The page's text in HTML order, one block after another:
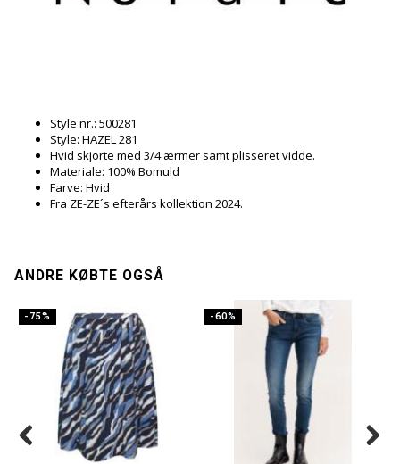
Style nr.: 500281
Style: HAZEL 281
Hvid skjorte med 3/4 ærmer samt plisseret vidde.
Materiale: 100% Bomuld
Farve: Hvid
Fra ZE-ZE´s efterårs kollektion 2024.
ANDRE KØBTE OGSÅ
-75% -60%